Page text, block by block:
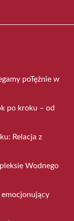
poTężnie w
po kroku – od
Relacja z
Wodnego
emocjonujący